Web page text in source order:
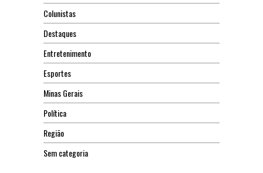
Colunistas
Destaques
Entretenimento
Esportes
Minas Gerais
Política
Região
Sem categoria